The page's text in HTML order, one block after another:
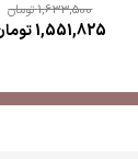
1,633,500تومان
1,551,825